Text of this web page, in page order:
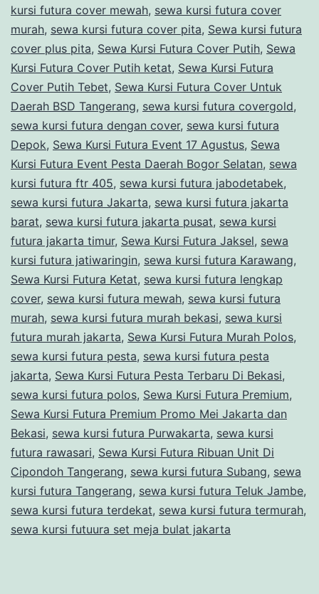
kursi futura cover mewah, sewa kursi futura cover
murah, sewa kursi futura cover pita, Sewa kursi futura
cover plus pita, Sewa Kursi Futura Cover Putih, Sewa
Kursi Futura Cover Putih ketat, Sewa Kursi Futura
Cover Putih Tebet, Sewa Kursi Futura Cover Untuk
Daerah BSD Tangerang, sewa kursi futura covergold,
sewa kursi futura dengan cover, sewa kursi futura
Depok, Sewa Kursi Futura Event 17 Agustus, Sewa
Kursi Futura Event Pesta Daerah Bogor Selatan, sewa
kursi futura ftr 405, sewa kursi futura jabodetabek,
sewa kursi futura Jakarta, sewa kursi futura jakarta
barat, sewa kursi futura jakarta pusat, sewa kursi
futura jakarta timur, Sewa Kursi Futura Jaksel, sewa
kursi futura jatiwaringin, sewa kursi futura Karawang,
Sewa Kursi Futura Ketat, sewa kursi futura lengkap
cover, sewa kursi futura mewah, sewa kursi futura
murah, sewa kursi futura murah bekasi, sewa kursi
futura murah jakarta, Sewa Kursi Futura Murah Polos,
sewa kursi futura pesta, sewa kursi futura pesta
jakarta, Sewa Kursi Futura Pesta Terbaru Di Bekasi,
sewa kursi futura polos, Sewa Kursi Futura Premium,
Sewa Kursi Futura Premium Promo Mei Jakarta dan
Bekasi, sewa kursi futura Purwakarta, sewa kursi
futura rawasari, Sewa Kursi Futura Ribuan Unit Di
Cipondoh Tangerang, sewa kursi futura Subang, sewa
kursi futura Tangerang, sewa kursi futura Teluk Jambe,
sewa kursi futura terdekat, sewa kursi futura termurah,
sewa kursi futuura set meja bulat jakarta